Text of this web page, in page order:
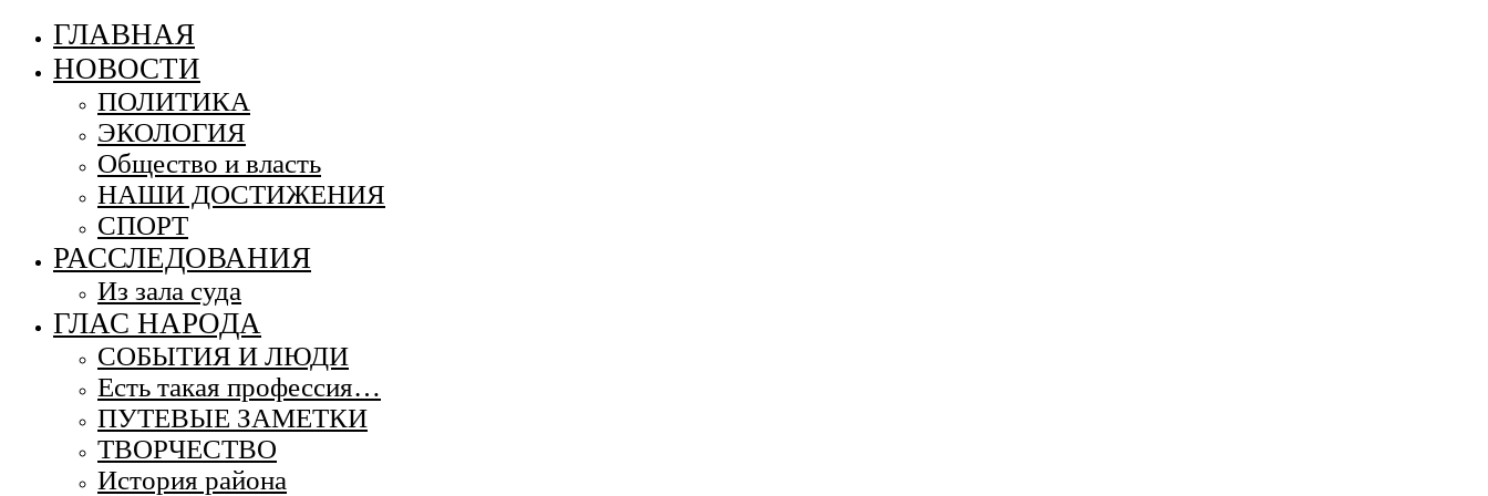
ГЛАВНАЯ
НОВОСТИ
ПОЛИТИКА
ЭКОЛОГИЯ
Общество и власть
НАШИ ДОСТИЖЕНИЯ
СПОРТ
РАССЛЕДОВАНИЯ
Из зала суда
ГЛАС НАРОДА
СОБЫТИЯ И ЛЮДИ
Есть такая профессия…
ПУТЕВЫЕ ЗАМЕТКИ
ТВОРЧЕСТВО
История района